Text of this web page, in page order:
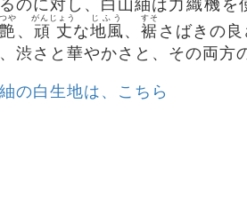
のに対し、白山紬は力織機 を
艶
つや
、 頑丈
がんじょう
な地風
じふう
、 裾
すそ
さばきの
渋さと華やかさと、その両方
の白生地は、こちら